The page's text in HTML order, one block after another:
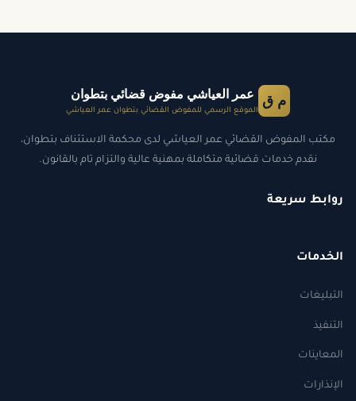
م ق عمر العياشي مفوض قضائي بتطوان
الموقع الرسمي للمفوض القضائي بتطوان عمر العياشي
مكتب المفوض القضائي عمر العياشي لدى محكمة الاستئناف بتطوان،
نقدم خدمات قضائية متكاملة بمهنية عالية والتزام تام بالقانون.
روابط سريعة
الخدمات
التبليغات
التنفيذ
المعاينات
الإنذارات